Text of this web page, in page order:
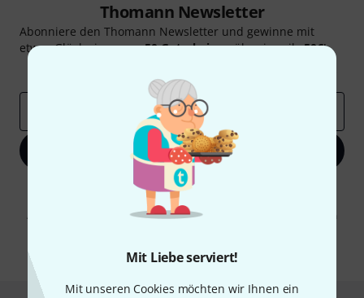
Mit Liebe serviert!
Mit unseren Cookies möchten wir Ihnen ein
Thomann Newsletter
Abonniere den Thomann Newsletter und gewinne mit
etwas Glück einen von50 Gutscheinenüber jeweils50€!
Jetzt anmelden
Mit Klick auf „Jetzt anmelden“ stimmen Sie dem Erhalt von E-Mail-
Werbung und einer Messung des E-Mail-Nutzungsverhaltens zu. Die
Abmeldung ist jederzeit möglich. Weitere Informationen finden Sie in
* Pflichtfeld